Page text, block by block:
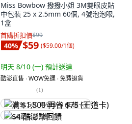
Miss Bowbow 撥撥小姐 3M雙眼皮貼
中包裝 25 x 2.5mm 60個, 4號泡泡眼,
1盒
首購折扣價$99
40% $59 ($59.00/1個)
明天 8/10 (一) 預計送達
酷澎直售 ∙ WOW免運 ∙ 免費退貨
(1)
满 $1,500 再省 $75 (王道卡)
$4 酷澎幣回饋